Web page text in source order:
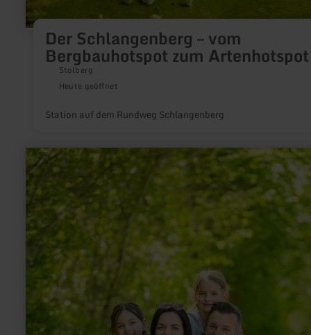
Der Schlangenberg – vom
Bergbauhotspot zum Artenhotspot
Stolberg
Heute geöffnet
Station auf dem Rundweg Schlangenberg
mehr
erfahren
zu:
bin
Herz
aus